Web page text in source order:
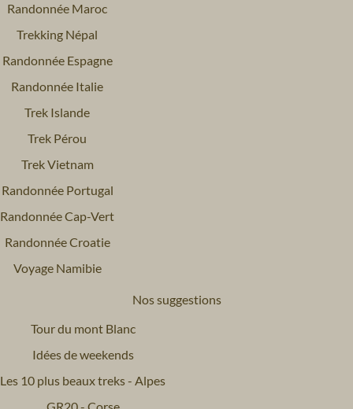
Randonnée Maroc
Trekking Népal
Randonnée Espagne
Randonnée Italie
Trek Islande
Trek Pérou
Trek Vietnam
Randonnée Portugal
Randonnée Cap-Vert
Randonnée Croatie
Voyage Namibie
Nos suggestions
Tour du mont Blanc
Idées de weekends
Les 10 plus beaux treks - Alpes